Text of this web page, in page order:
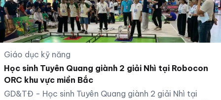
Giáo dục kỹ năng
Học sinh Tuyên Quang giành 2 giải Nhì tại Robocon
ORC khu vực miền Bắc
GD&TĐ - Học sinh Tuyên Quang giành 2 giải Nhì tại